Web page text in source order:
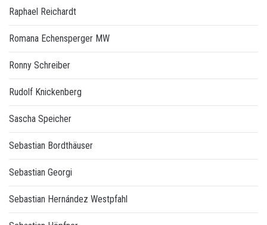
Raphael Reichardt
Romana Echensperger MW
Ronny Schreiber
Rudolf Knickenberg
Sascha Speicher
Sebastian Bordthäuser
Sebastian Georgi
Sebastian Hernández Westpfahl